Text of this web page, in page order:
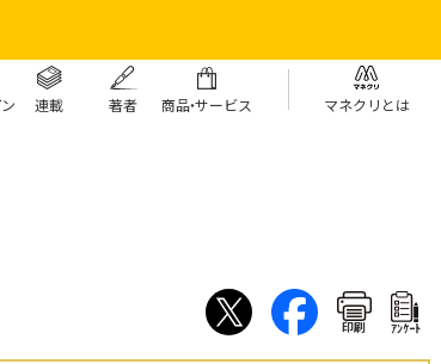
連載 著者 商品・サービス マネクリとは
印刷 ｱﾝｹｰﾄ